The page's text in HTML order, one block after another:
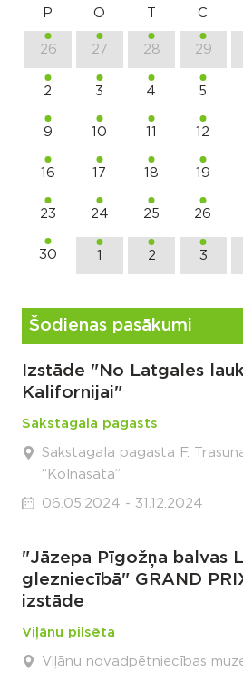
P O C
26 27 28 29
2 3 4 5
9 10 11 12
16 17 18 19
23 24 25 26
30 1 2 3
Šodienas pasākumi
Izstāde "No Latgales
Kalifornijai"
Sakstagala pagasts
Sakstagala pagasta F.
“Kolnasāta”
06.05.2024 - 31.12.2024
"Jāzepa Pīgožņa balvas
glezniecībā" GRAND
izstāde
Viļānu pilsēta
Viļānu novadpētniecības